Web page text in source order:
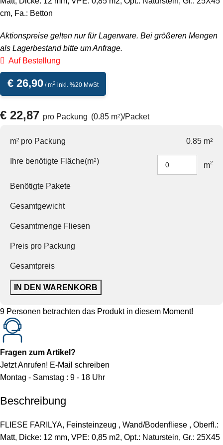
cm, Fa.: Betton
Aktionspreise gelten nur für Lagerware. Bei größeren Mengen
als Lagerbestand bitte umAnfrage.
Auf Bestellung
€ 26,90 / m2 inkl. %20 MwSt
€ 22,87 pro Packung (0.85 m2)/Packet
m² pro Packung 0.85 m2
Ihre benötigte Fläche(m2) m2
Benötigte Pakete
Gesamtgewicht
Gesamtmenge Fliesen
Preis pro Packung
Gesamtpreis
IN DEN WARENKORB
9 Personen betrachten das Produkt in diesem Moment!
Fragen zum Artikel?
Jetzt Anrufen! E-Mail schreiben
Montag - Samstag : 9 - 18 Uhr
Beschreibung
FLIESE FARILYA, Feinsteinzeug , Wand/Bodenfliese , Oberfl.:
Matt, Dicke: 12 mm, VPE: 0,85 m2, Opt.: Naturstein, Gr.: 25X45